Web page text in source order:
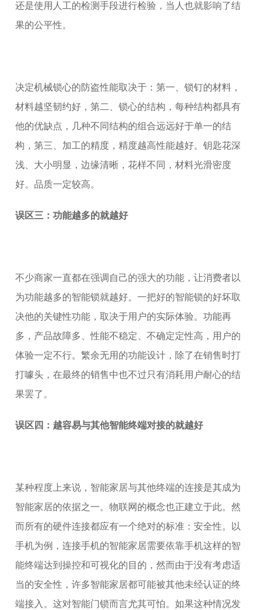
还是使用人工的检测手段进行检验，当人也就影响了结
果的公平性。
决定机械锁心的防盗性能取决于：第一、锁钉的材料，
材料越坚韧约好，第二、锁心的结构，每种结构都具有
他的优缺点，几种不同结构的组合远远好于单一的结
构，第三、加工的精度，精度越高性能越好。钥匙花深
浅、大小明显，边缘清晰，花样不同，材料光滑密度
好。品质一定较高。
误区三：功能越多的就越好
不少商家一直都在强调自己的强大的功能，让消费者以
为功能越多的智能锁就越好。一把好的智能锁的好坏取
决他的关键性功能，取决于用户的实际体验。功能再
多，产品故障多、性能不稳定、不确定定性高，用户的
体验一定不行。繁余无用的功能设计，除了在销售时打
打噱头，在最终的销售中也不过只有消耗用户耐心的结
果罢了。
误区四：越容易与其他智能终端对接的就越好
某种程度上来说，智能家居与其他终端的连接是其成为
智能家居的依据之一。物联网的概念也正建立于此。然
而所有的硬件连接都应有一个绝对的标准：安全性。以
手机为例，连接手机的智能家居需要依靠手机这样的智
能终端达到操控和可视化的目的，然而由于没有考虑适
当的安全性，许多智能家居都可能被其他未经认证的终
端接入。这对智能门锁而言尤其可怕。如果这种情况发